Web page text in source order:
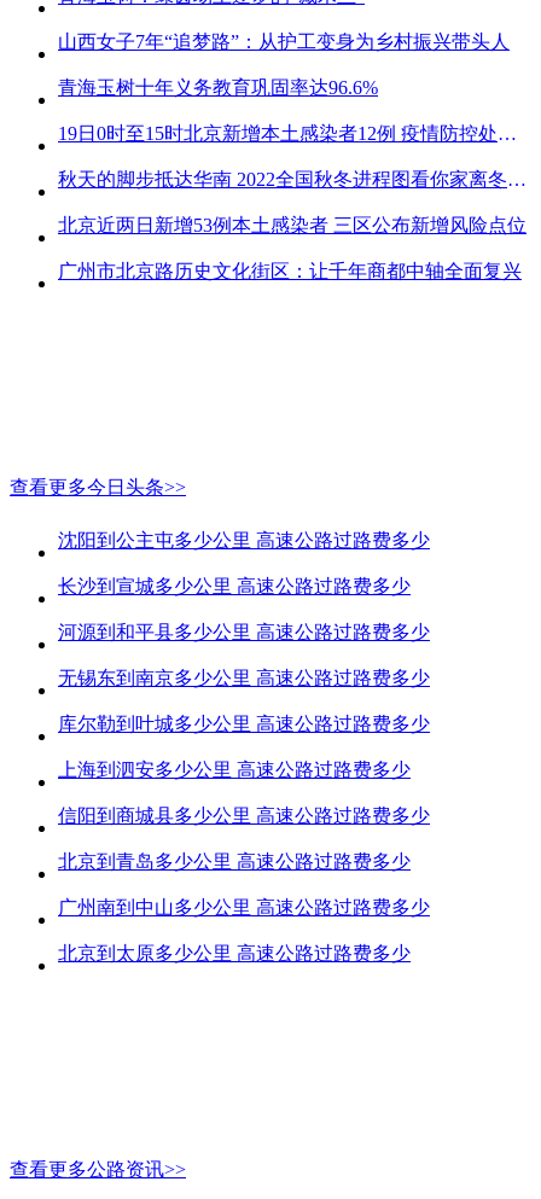
山西女子7年“追梦路”：从护工变身为乡村振兴带头人
青海玉树十年义务教育巩固率达96.6%
19日0时至15时北京新增本土感染者12例 疫情防控处关键时刻
秋天的脚步抵达华南 2022全国秋冬进程图看你家离冬天有多远
北京近两日新增53例本土感染者 三区公布新增风险点位
广州市北京路历史文化街区：让千年商都中轴全面复兴
查看更多今日头条>>
沈阳到公主屯多少公里 高速公路过路费多少
长沙到宣城多少公里 高速公路过路费多少
河源到和平县多少公里 高速公路过路费多少
无锡东到南京多少公里 高速公路过路费多少
库尔勒到叶城多少公里 高速公路过路费多少
上海到泗安多少公里 高速公路过路费多少
信阳到商城县多少公里 高速公路过路费多少
北京到青岛多少公里 高速公路过路费多少
广州南到中山多少公里 高速公路过路费多少
北京到太原多少公里 高速公路过路费多少
查看更多公路资讯>>